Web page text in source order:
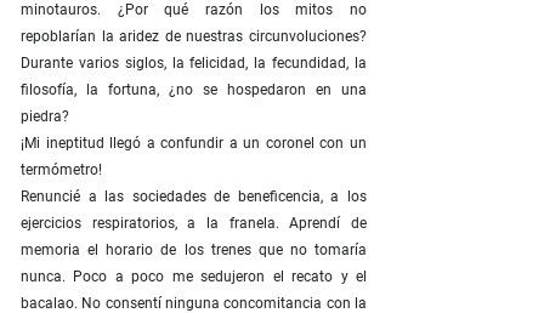
minotauros. ¿Por qué razón los mitos no
repoblarían la aridez de nuestras circunvoluciones?
Durante varios siglos, la felicidad, la fecundidad, la
filosofía, la fortuna, ¿no se hospedaron en una
piedra?
¡Mi ineptitud llegó a confundir a un coronel con un
termómetro!
Renuncié a las sociedades de beneficencia, a los
ejercicios respiratorios, a la franela. Aprendí de
memoria el horario de los trenes que no tomaría
nunca. Poco a poco me sedujeron el recato y el
bacalao. No consentí ninguna concomitancia con la